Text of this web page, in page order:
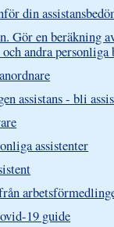
din
Gör en beräkning
andra personliga
assistans - bli
assistenter
19 guide